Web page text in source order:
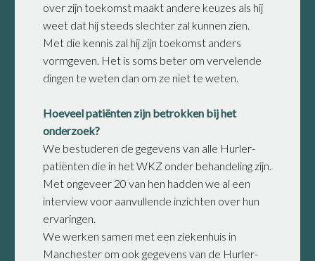
over zijn toekomst maakt andere keuzes als hij
weet dat hij steeds slechter zal kunnen zien.
Met die kennis zal hij zijn toekomst anders
vormgeven. Het is soms beter om vervelende
dingen te weten dan om ze niet te weten.
Hoeveel patiënten zijn betrokken bij het
onderzoek?
We bestuderen de gegevens van alle Hurler-
patiënten die in het WKZ onder behandeling zijn.
Met ongeveer 20 van hen hadden we al een
interview voor aanvullende inzichten over hun
ervaringen.
We werken samen met een ziekenhuis in
Manchester om ook gegevens van de Hurler-